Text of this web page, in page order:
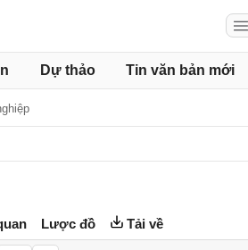
Dự thảo Tin văn bản mới
Lược đồ Tải về